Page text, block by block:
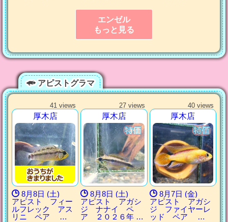
エンゼル
もっと見る
アピストグラマ
41 views
厚木店
8月8日 (土)
アピスト フィー
ルフレック アス
リニ ペア …
27 views
厚木店
8月8日 (土)
アピスト アガシ
ジ ナナイ ペ
ア ２０２６年 …
40 views
厚木店
8月7日 (金)
アピスト アガシ
ジ ファイヤーレ
ッド ペア …